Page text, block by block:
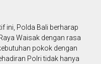
ini, Polda Bali berharap
Waisak dengan rasa
pokok dengan
Polri tidak hanya